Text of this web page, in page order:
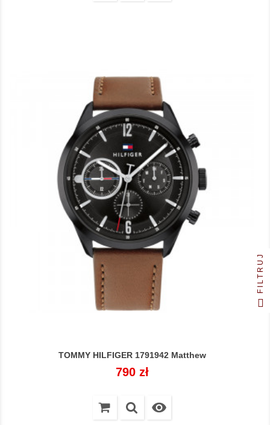
TOMMY HILFIGER 1791942 Matthew
Cena
790 zł

FILTRUJ